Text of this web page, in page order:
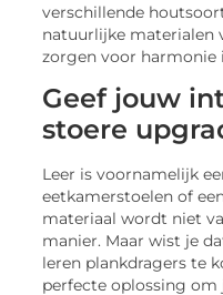
verschillende
natuurlijke materialen
zorgen voor harmonie
Geef jouw
stoere
Leer is voornamelijk
eetkamerstoelen of
materiaal wordt niet
manier. Maar wist je
leren plankdragers te
perfecte oplossing om